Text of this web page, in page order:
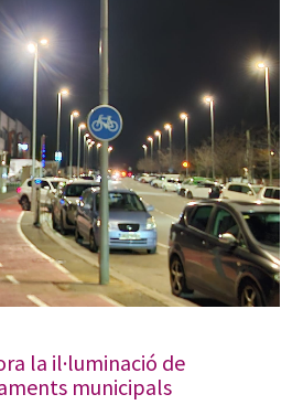
la il·luminació de
municipals